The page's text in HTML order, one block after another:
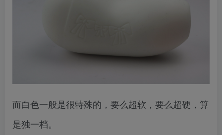
而白色一般是很特殊的，要么超软，要么超硬，算
是独一档。